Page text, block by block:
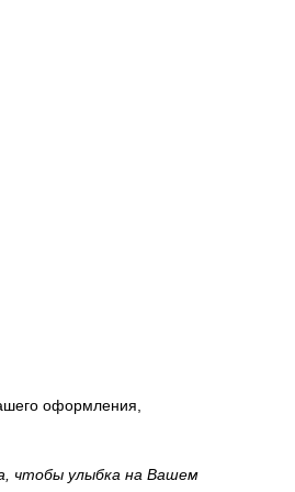
оформления,
чтобы улыбка на Вашем